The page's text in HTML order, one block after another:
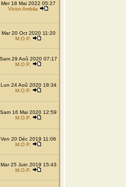
Mer 18 Mai 2022 05:27
Victor Ambila
Mar 20 Oct 2020 11:20
M.O.P.
Sam 29 Aoû 2020 07:17
M.O.P.
Lun 24 Aoû 2020 18:34
M.O.P.
Sam 16 Mai 2020 12:59
M.O.P.
Ven 20 Déc 2019 11:06
M.O.P.
Mar 25 Juin 2019 15:43
M.O.P.